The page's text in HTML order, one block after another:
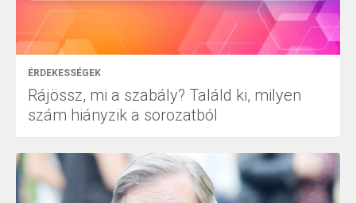
ÉRDEKESSÉGEK
Rájössz, mi a szabály? Találd ki, milyen
szám hiányzik a sorozatból